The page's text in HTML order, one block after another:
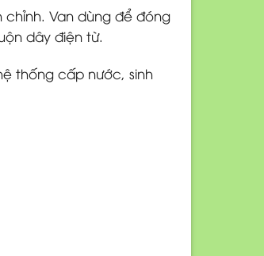
Van dùng để đóng
dây điện từ.
thống cấp nước, sinh